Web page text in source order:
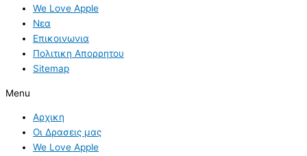
We Love Apple
Νεα
Επικοινωνια
Πολιτικη Απορρητου
Sitemap
Menu
Αρχικη
Οι Δρασεις μας
We Love Apple